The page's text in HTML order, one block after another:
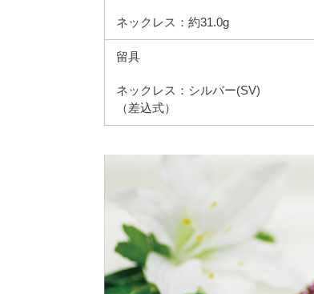
ネックレス：約31.0g
留具
ネックレス：シルバー(SV)
（差込式）